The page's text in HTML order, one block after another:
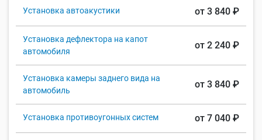
Установка автоакустики от 3 840 ₽
Установка дефлектора на капот
автомобиля
от 2 240 ₽
Установка камеры заднего вида на
автомобиль
от 3 840 ₽
Установка противоугонных систем от 7 040 ₽